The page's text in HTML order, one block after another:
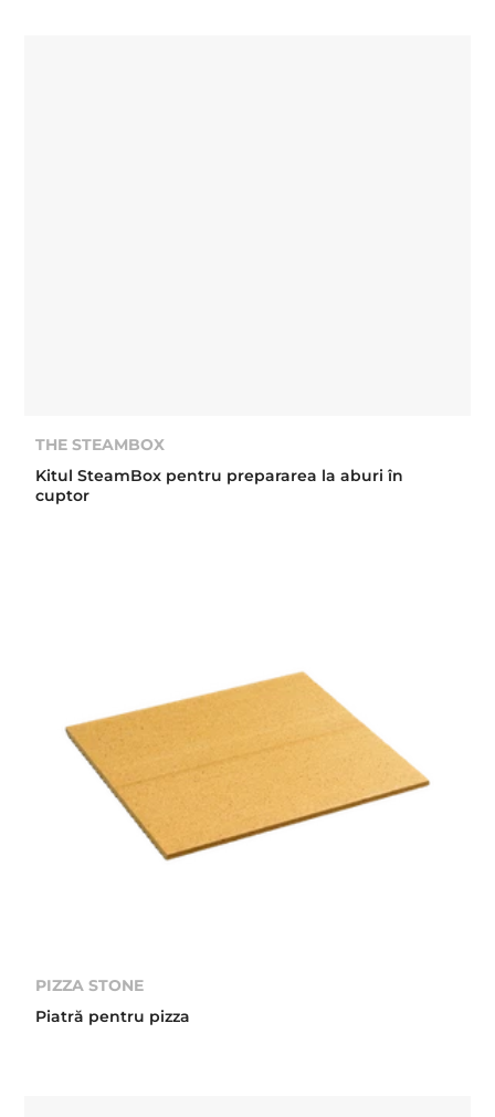
THE STEAMBOX
Kitul SteamBox pentru prepararea la aburi în
cuptor
PIZZA STONE
Piatră pentru pizza